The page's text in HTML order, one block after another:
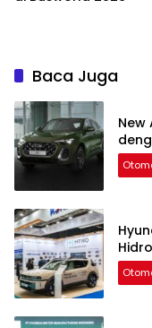
Baca Juga
New